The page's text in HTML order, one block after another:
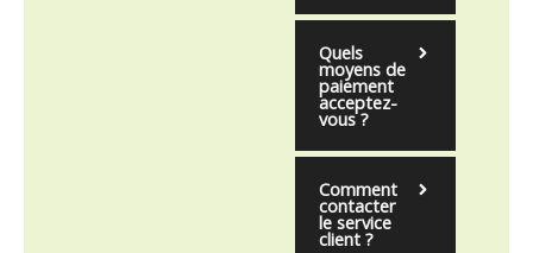
Quels
moyens de
paiement
acceptez-
vous ?
Comment
contacter
le service
client ?